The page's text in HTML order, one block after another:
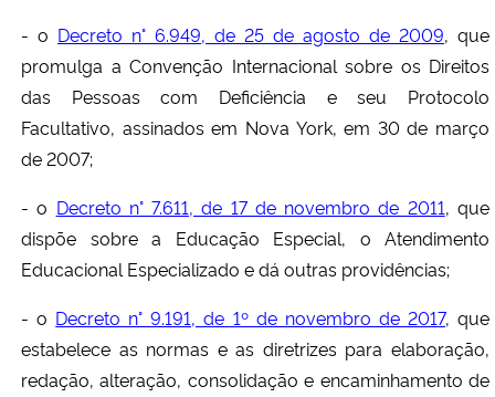
- o Decreto n° 6.949, de 25 de agosto de 2009, que
promulga a Convenção Internacional sobre os Direitos
das Pessoas com Deficiência e seu Protocolo
Facultativo, assinados em Nova York, em 30 de março
de 2007;
- o Decreto n° 7.611, de 17 de novembro de 2011, que
dispõe sobre a Educação Especial, o Atendimento
Educacional Especializado e dá outras providências;
- o Decreto n° 9.191, de 1º de novembro de 2017, que
estabelece as normas e as diretrizes para elaboração,
redação, alteração, consolidação e encaminhamento de